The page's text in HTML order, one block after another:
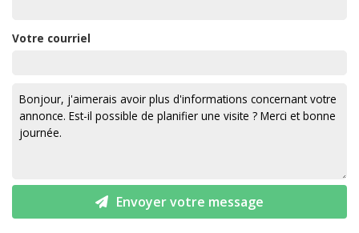
Votre courriel
Envoyer votre message